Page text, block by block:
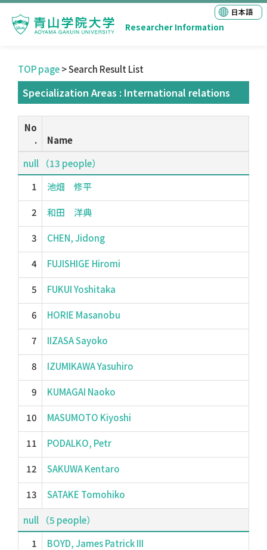
Researcher Information
日本語
TOP page> Search Result List
Specialization Areas : International relations
No
.
Name
null （13 people）
1
池畑 修平
2 和田 洋典
3 CHEN, Jidong
4 FUJISHIGE Hiromi
5 FUKUI Yoshitaka
6 HORIE Masanobu
7 IIZASA Sayoko
8 IZUMIKAWA Yasuhiro
9 KUMAGAI Naoko
10 MASUMOTO Kiyoshi
11 PODALKO, Petr
12 SAKUWA Kentaro
13 SATAKE Tomohiko
null （5 people）
1
BOYD, James Patrick III